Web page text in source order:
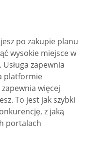
po zakupie planu
wysokie miejsce w
zapewnia
platformie
więcej
To jest jak szybki
z jaką
portalach